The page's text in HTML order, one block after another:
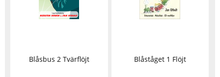
Blåsbus 2 Tvärflöjt Blåståget 1 Flöjt